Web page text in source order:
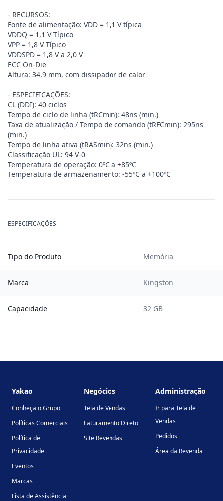
- RECURSOS:
Fonte de alimentação: VDD = 1,1 V típica
VDDQ = 1,1 V Típico
VPP = 1,8 V Típico
VDDSPD = 1,8 V a 2,0 V
ECC On-Die
Altura: 34,9 mm, com dissipador de calor
- ESPECIFICAÇÕES:
CL (DDI): 40 ciclos
Tempo de ciclo de linha (tRCmin): 48ns (min.)
Taxa de atualização / Tempo de comando (tRFCmin): 295ns
(min.)
Tempo de linha ativa (tRASmin): 32ns (min.)
Classificação UL: 94 V-0
Temperatura de operação: 0ºC a +85ºC
Temperatura de armazenamento: -55ºC a +100ºC
ESPECIFICAÇÕES
Tipo do Produto Memória
Marca Kingston
Capacidade 32 GB
Yakao
Conheça o Grupo
Políticas Comerciais
Política de
Privacidade
Eventos
Marcas
Lista de Assistência
Negócios
Tela de Vendas
Faturamento Direto
Site Revendas
Administração
Ir para Tela de
Vendas
Pedidos
Área da Revenda